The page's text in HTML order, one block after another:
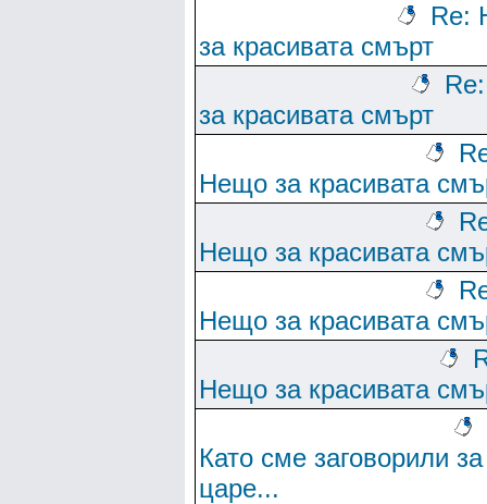
Re:
за красивата смърт
за красивата смърт
Нещо за красивата
Нещо за красивата
Нещо за красивата
Нещо за красивата
Като сме заговорили за
царе...